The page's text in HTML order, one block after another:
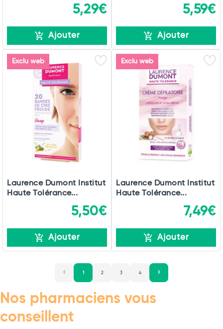
5,29€
Ajouter
5,59€
Ajouter
Exclu web
Laurence Dumont Institut
Haute Tolérance...
5,50€
Ajouter
Exclu web
Laurence Dumont Institut
Haute Tolérance...
7,49€
Ajouter
1 2 3 4
Nos pharmaciens vous
conseillent